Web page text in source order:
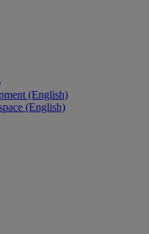
(English)
(English)